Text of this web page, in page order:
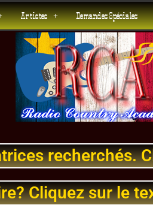
Artistes Demandes Spéciales
recherchés.
Cliquez sur le